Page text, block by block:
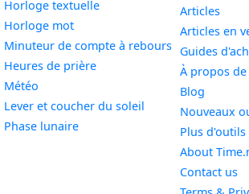
Horloge textuelle
Horloge motWidget
Minuteur de compte à rebours Widget
Heures de prièreWidget
Météo
Lever et coucher du soleil
Phase lunaireWidget
Articles
Articles en
Guides
À propos
Blog
Nouveaux
Plus d'outils
About
Contact us